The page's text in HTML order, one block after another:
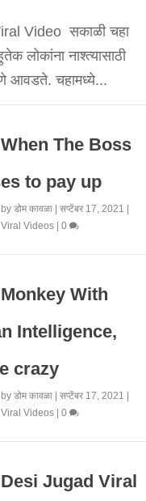
Video सकाळी चहा
लोकांना नाश्त्यासाठी
आवडते. चहामध्ये...
When The Boss
to pay up
by डोम कावळा| सप्टेंबर 17, 2021 |
Viral Videos| 0
Monkey With
Intelligence,
crazy
by डोम कावळा| सप्टेंबर 17, 2021 |
Viral Videos| 0
Desi Jugad Viral